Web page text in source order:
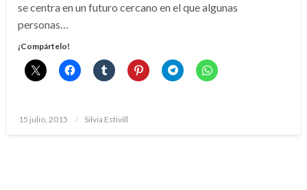
se centra en un futuro cercano en el que algunas
personas…
¡Compártelo!
Publicado
15 julio, 2015 Silvia Estivill